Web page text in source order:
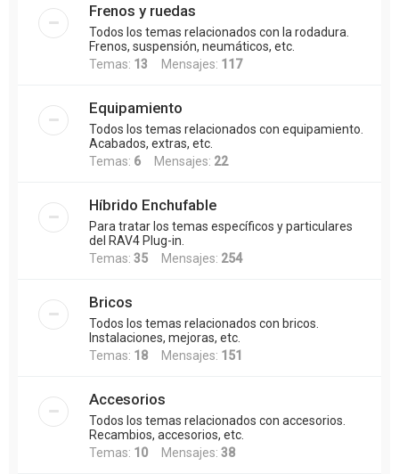
Frenos y ruedas
Todos los temas relacionados con la rodadura.
Frenos, suspensión, neumáticos, etc.
Temas: 13 Mensajes: 117
Equipamiento
Todos los temas relacionados con equipamiento.
Acabados, extras, etc.
Temas: 6 Mensajes: 22
Híbrido Enchufable
Para tratar los temas específicos y particulares
del RAV4 Plug-in.
Temas: 35 Mensajes: 254
Bricos
Todos los temas relacionados con bricos.
Instalaciones, mejoras, etc.
Temas: 18 Mensajes: 151
Accesorios
Todos los temas relacionados con accesorios.
Recambios, accesorios, etc.
Temas: 10 Mensajes: 38